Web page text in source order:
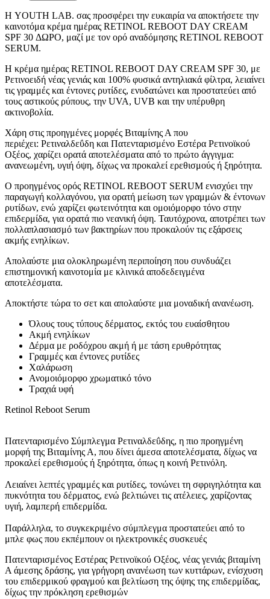
Η YOUTH LAB. σας προσφέρει την ευκαιρία να αποκτήσετε την
καινοτόμα κρέμα ημέρας RETINOL REBOOT DAY CREAM
SPF 30 ΔΩΡΟ, μαζί με τον ορό αναδόμησης RETINOL REBOOT
SERUM.
Η κρέμα ημέρας RETINOL REBOOT DAY CREAM SPF 30, με
Ρετινοειδή νέας γενιάς και 100% φυσικά αντηλιακά φίλτρα, λειαίνει
τις γραμμές και έντονες ρυτίδες, ενυδατώνει και προστατεύει από
τους αστικούς ρύπους, την UVA, UVB και την υπέρυθρη
ακτινοβολία.
Χάρη στις προηγμένες μορφές Βιταμίνης Α που
περιέχει: Ρετιναλδεΰδη και Πατενταρισμένο Εστέρα Ρετινοϊκού
Οξέος, χαρίζει ορατά αποτελέσματα από το πρώτο άγγιγμα:
ανανεωμένη, υγιή όψη, δίχως να προκαλεί ερεθισμούς ή ξηρότητα.
Ο προηγμένος ορός RETINOL REBOOT SERUM ενισχύει την
παραγωγή κολλαγόνου, για ορατή μείωση των γραμμών & έντονων
ρυτίδων, ενώ χαρίζει φωτεινότητα και ομοιόμορφο τόνο στην
επιδερμίδα, για ορατά πιο νεανική όψη. Ταυτόχρονα, αποτρέπει των
πολλαπλασιασμό των βακτηρίων που προκαλούν τις εξάρσεις
ακμής ενηλίκων.
Απολαύστε μια ολοκληρωμένη περιποίηση που συνδυάζει
επιστημονική καινοτομία με κλινικά αποδεδειγμένα
αποτελέσματα.
Αποκτήστε τώρα το σετ και απολαύστε μια μοναδική ανανέωση.
Όλους τους τύπους δέρματος, εκτός του ευαίσθητου
Ακμή ενηλίκων
Δέρμα με ροδόχρου ακμή ή με τάση ερυθρότητας
Γραμμές και έντονες ρυτίδες
Χαλάρωση
Ανομοιόμορφο χρωματικό τόνο
Τραχιά υφή
Retinol Reboot Serum
Πατενταρισμένο Σύμπλεγμα Ρετιναλδεΰδης, η πιο προηγμένη
μορφή της Βιταμίνης Α, που δίνει άμεσα αποτελέσματα, δίχως να
προκαλεί ερεθισμούς ή ξηρότητα, όπως η κοινή Ρετινόλη.
Λειαίνει λεπτές γραμμές και ρυτίδες, τονώνει τη σφριγηλότητα και
πυκνότητα του δέρματος, ενώ βελτιώνει τις ατέλειες, χαρίζοντας
υγιή, λαμπερή επιδερμίδα.
Παράλληλα, το συγκεκριμένο σύμπλεγμα προστατεύει από το
μπλε φως που εκπέμπουν οι ηλεκτρονικές συσκευές
Πατενταρισμένος Εστέρας Ρετινοϊκού Οξέος, νέας γενιάς βιταμίνη
Α άμεσης δράσης, για γρήγορη ανανέωση των κυττάρων, ενίσχυση
του επιδερμικού φραγμού και βελτίωση της όψης της επιδερμίδας,
δίχως την πρόκληση ερεθισμών